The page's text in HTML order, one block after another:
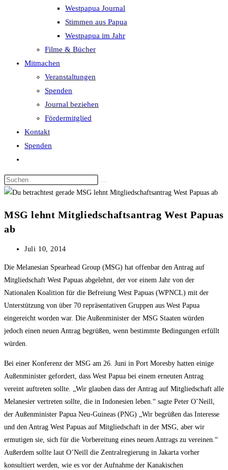
Westpapua Journal
Stimmen aus Papua
Westpapua im Jahr
Filme & Bücher
Mitmachen
Veranstaltungen
Spenden
Journal beziehen
Fördermitglied
Kontakt
Spenden
umschalten
Diese
Website
MSG lehnt Mitgliedschaftsantrag West Papuas
ab
Beitrag
Juli 10, 2014
Die Melanesian Spearhead Group (MSG) hat offenbar den Antrag auf
Mitgliedschaft West Papuas abgelehnt, der vor einem Jahr von der
Nationalen Koalition für die Befreiung West Papuas (WPNCL) mit der
Unterstützung von über 70 repräsentativen Gruppen aus West Papua
eingereicht worden war. Die Außenminister der MSG Staaten würden
jedoch einen neuen Antrag begrüßen, wenn bestimmte Bedingungen erfüllt
würden.
Bei einer Konferenz der MSG am 26. Juni in Port Moresby hatten einige
Außenminister gefordert, dass West Papua bei einem erneuten Antrag
vereint auftreten sollte. „Wir glauben dass der Antrag auf Mitgliedschaft alle
Melanesier vertreten sollte, die in Indonesien leben.“ sagte Peter O’Neill,
der Außenminister Papua Neu-Guineas (PNG) „Wir begrüßen das Interesse
und den Antrag West Papuas auf Mitgliedschaft in der MSG, aber wir
ermutigen sie, sich für die Vorbereitung eines neuen Antrags zu vereinen.“
Außerdem sollte laut O’Neill die Zentralregierung in Jakarta vorher
konsultiert werden, wie es vor der Aufnahme der Kanakischen